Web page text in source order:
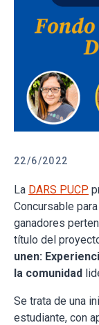
22/6/2022
La DARS PUCP
Concursable
ganadores
título del
unen:
la comunidad
Se trata de una
estudiante, con